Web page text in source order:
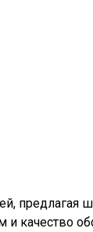
предлагая
и качество